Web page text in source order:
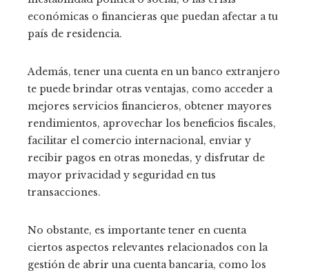
económicas o financieras que puedan afectar a tu
país de residencia.
Además, tener una cuenta en un banco extranjero
te puede brindar otras ventajas, como acceder a
mejores servicios financieros, obtener mayores
rendimientos, aprovechar los beneficios fiscales,
facilitar el comercio internacional, enviar y
recibir pagos en otras monedas, y disfrutar de
mayor privacidad y seguridad en tus
transacciones.
No obstante, es importante tener en cuenta
ciertos aspectos relevantes relacionados con la
gestión de abrir una cuenta bancaria, como los